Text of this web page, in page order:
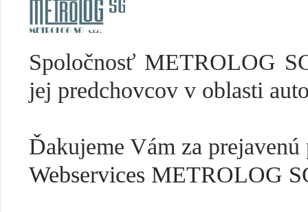
Spoločnosť METROLOG
jej predchovcov v oblasti
Ďakujeme Vám za prejavenú
Webservices METROLOG